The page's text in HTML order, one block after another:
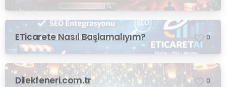
ETicarete Nasıl Başlamalıyım? 0
Dilekfeneri.com.tr 0